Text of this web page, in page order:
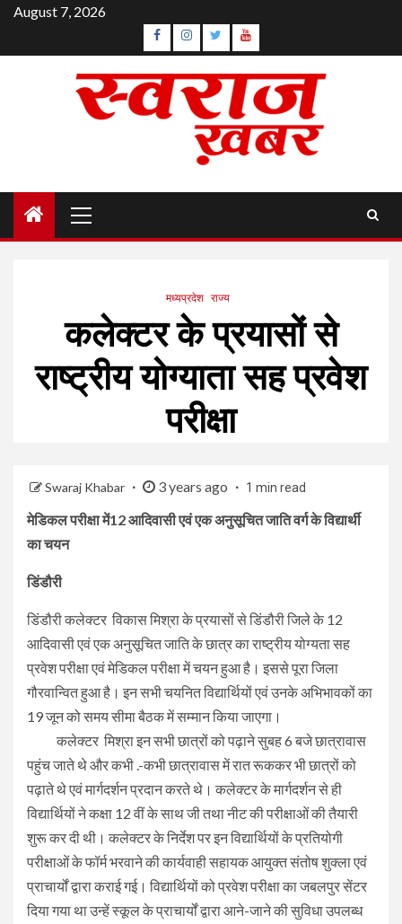
Skip
content
August 7, 2026
Facebook
Instagram
TwitterYouTube
Menu
मध्यप्रदेश राज्य
कलेक्टर के प्रयासों से
राष्ट्रीय योग्याता सह प्रवेश
परीक्षा
Swaraj Khabar 3 years ago 1 min read
मेडिकल परीक्षा में12 आदिवासी एवं एक अनुसूचित जाति वर्ग के विद्यार्थी
का चयन
डिंडौरी
डिंडौरी कलेक्टर विकास मिश्रा के प्रयासों से डिंडौरी जिले के 12
आदिवासी एवं एक अनुसूचित जाति के छात्र का राष्ट्रीय योग्यता सह
प्रवेश परीक्षा एवं मेडिकल परीक्षा में चयन हुआ है। इससे पूरा जिला
गौरवान्वित हुआ है। इन सभी चयनित विद्यार्थियों एवं उनके अभिभावकों का
19 जून को समय सीमा बैठक में सम्मान किया जाएगा।
कलेक्टर मिश्रा इन सभी छात्रों को पढ़ाने सुबह 6 बजे छात्रावास
पहुंच जाते थे और कभी .-कभी छात्रावास में रात रूककर भी छात्रों को
पढ़ाते थे एवं मार्गदर्शन प्रदान करते थे। कलेक्टर के मार्गदर्शन से ही
विद्यार्थियों ने कक्षा 12 वीं के साथ जी तथा नीट की परीक्षाओं की तैयारी
शुरू कर दी थी। कलेक्टर के निर्देश पर इन विद्यार्थियों के प्रतियोगी
परीक्षाओं के फॉर्म भरवाने की कार्यवाही सहायक आयुक्त संतोष शुक्ला एवं
प्राचार्यों द्वारा कराई गई। विद्यार्थियों को प्रवेश परीक्षा का जबलपुर सेंटर
दिया गया था उन्हें स्कूल के प्राचार्यों द्वारा आने-जाने की सुविधा उपलब्ध